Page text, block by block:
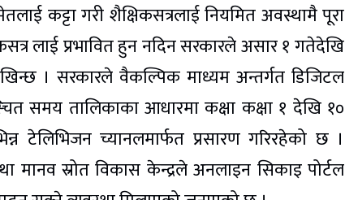
कट्टा गरी शैक्षिकसत्रलाई नियमित अवस्थामै पूरा
लाई प्रभावित हुन नदिन सरकारले असार १ गतेदेखि
। सरकारले वैकल्पिक माध्यम अन्तर्गत डिजिटल
समय तालिकाका आधारमा कक्षा कक्षा १ देखि १०
टेलिभिजन च्यानलमार्फत प्रसारण गरिरहेको छ ।
मानव स्रोत विकास केन्द्रले अनलाइन सिकाइ पोर्टल